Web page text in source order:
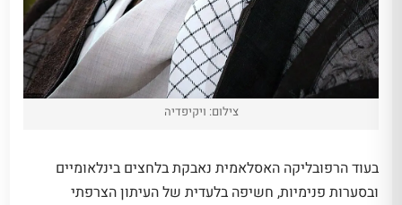
צילום: ויקיפדיה
בעוד הרפובליקה האסלאמית נאבקת בלחצים בינלאומיים
ובסערות פנימיות, חשיפה בלעדית של העיתון הצרפתי